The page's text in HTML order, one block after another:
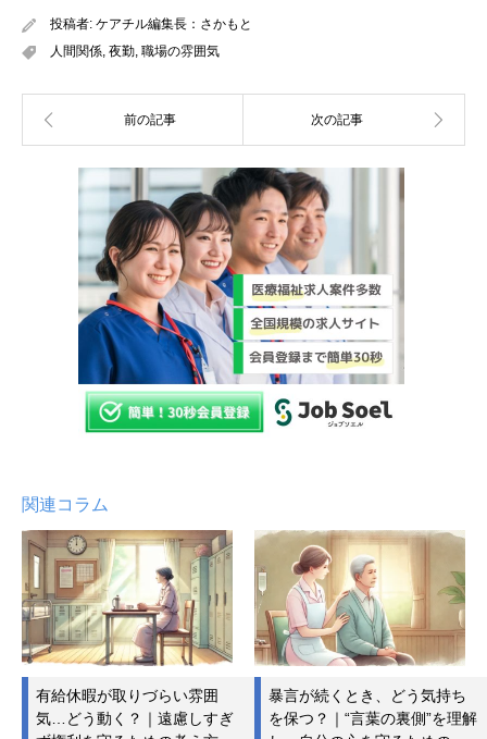
投稿者: ケアチル編集長：さかもと
人間関係, 夜勤, 職場の雰囲気
関連コラム
有給休暇が取りづらい雰囲
気…どう動く？｜遠慮しすぎ
暴言が続くとき、どう気持ち
を保つ？｜“言葉の裏側”を理解